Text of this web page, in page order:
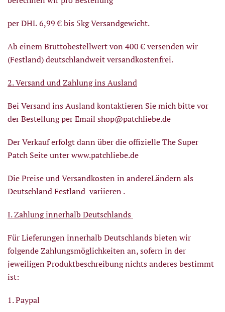
per DHL 6,99 € bis 5kg Versandgewicht.
Ab einem Bruttobestellwert von 400 € versenden wir
(Festland) deutschlandweit versandkostenfrei.
2. Versand und Zahlung ins Ausland
Bei Versand ins Ausland kontaktieren Sie mich bitte vor
der Bestellung per Email shop@patchliebe.de
Der Verkauf erfolgt dann über die offizielle The Super
Patch Seite unter www.patchliebe.de
Die Preise und Versandkosten in andereLändern als
Deutschland Festland variieren .
I. Zahlung innerhalb Deutschlands
Für Lieferungen innerhalb Deutschlands bieten wir
folgende Zahlungsmöglichkeiten an, sofern in der
jeweiligen Produktbeschreibung nichts anderes bestimmt
ist:
1. Paypal